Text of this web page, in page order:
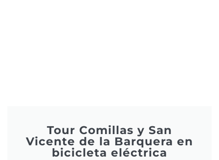
Tour Comillas y San
Vicente de la Barquera en
bicicleta eléctrica